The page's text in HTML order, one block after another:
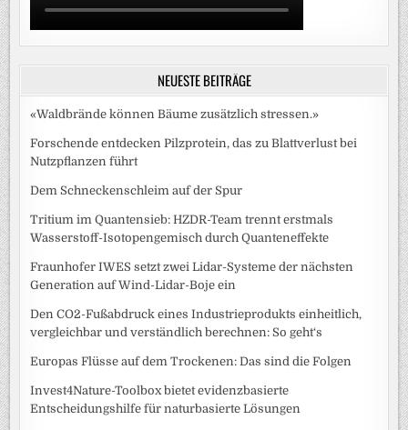
NEUESTE BEITRÄGE
«Waldbrände können Bäume zusätzlich stressen.»
Forschende entdecken Pilzprotein, das zu Blattverlust bei
Nutzpflanzen führt
Dem Schneckenschleim auf der Spur
Tritium im Quantensieb: HZDR-Team trennt erstmals
Wasserstoff-Isotopengemisch durch Quanteneffekte
Fraunhofer IWES setzt zwei Lidar-Systeme der nächsten
Generation auf Wind-Lidar-Boje ein
Den CO2-Fußabdruck eines Industrieprodukts einheitlich,
vergleichbar und verständlich berechnen: So geht‘s
Europas Flüsse auf dem Trockenen: Das sind die Folgen
Invest4Nature-Toolbox bietet evidenzbasierte
Entscheidungshilfe für naturbasierte Lösungen